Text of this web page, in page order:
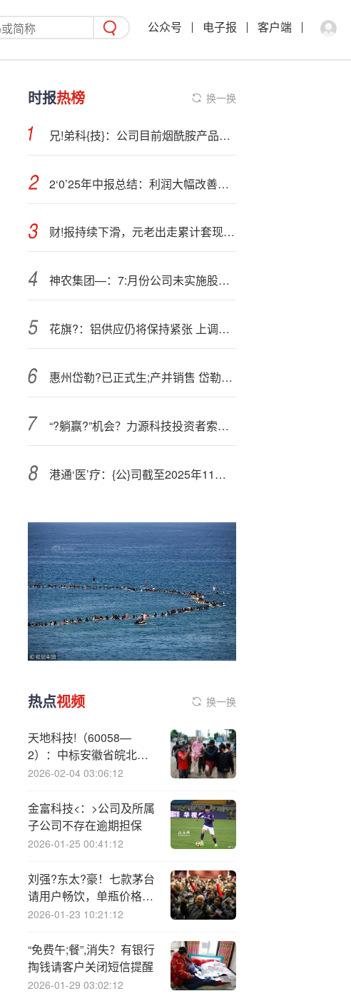
公众号 电子报 客户端
时报热榜 换一换
兄!弟科{技}：公司目前烟酰胺产品年产能为8000吨
2‘0’25年中报总结：利润大幅改善，水泥、玻纤表现较优
财!报持续下滑，元老出走累计套现近6亿...太平鸟还能“高飞”吗？
神农集团—：7:月份公司未实施股份回购
花旗?：铝供应仍将保持紧张 上调中国宏桥目标价至36港元并续列首选股
惠州岱勒?已正式生;产并销售 岱勒新材进军消费电子玻璃切割加工赛道
“?躺赢?”机会？力源科技投资者索赔胜诉，索赔权利即将“过期”！
港通‘医’疗：{公}司截至2025年11月10日股东总户数为8109户
热点视频 换一换
天地科技!（60058—
2）：中标安徽省皖北煤
电集团有限责任公司采购
万元
2026-02-04 03:06:12
金富科技<：>公司及所属
子公司不存在逾期担保
2026-01-25 00:41:12
刘强?东太?豪！七款茅台
请用户畅饮，单瓶价格最
高超2.4万
2026-01-23 10:21:12
“免费午;餐”,消失？有银行
掏钱请客户关闭短信提醒
2026-01-29 03:02:12